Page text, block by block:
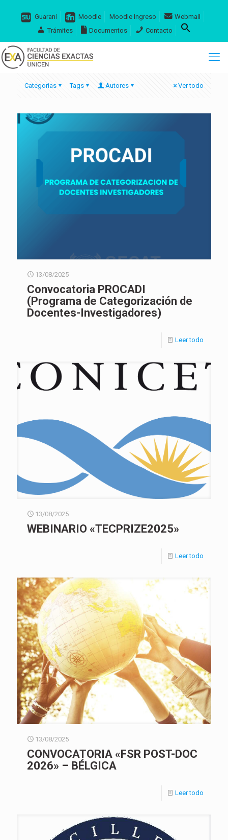
Guaraní Moodle Moodle Ingreso
Webmail
Trámites
Documentos Contacto
Categorías Tags Autores Ver todo
13/08/2025
Convocatoria PROCADI
(Programa de Categorización de
Docentes-Investigadores)
Leer todo
13/08/2025
WEBINARIO «TECPRIZE2025»
Leer todo
13/08/2025
CONVOCATORIA «FSR POST-DOC
2026» – BÉLGICA
Leer todo